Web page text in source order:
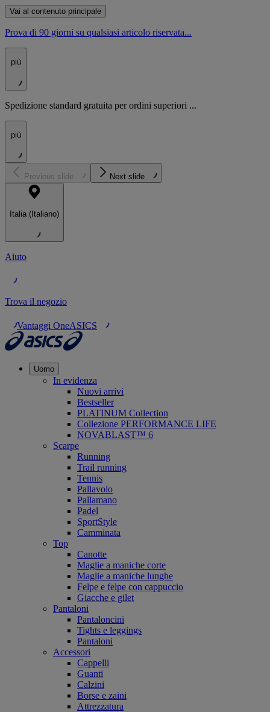
Vai al contenuto principale
Prova di 90 giorni su qualsiasi articolo riservata...
più
Spedizione standard gratuita per ordini superiori ...
più
Previous slide Next slide
Italia (Italiano)
Aiuto
Trova il negozio
Vantaggi OneASICS
Uomo
In evidenza
Nuovi arrivi
Bestseller
PLATINUM Collection
Collezione PERFORMANCE LIFE
NOVABLAST™ 6
Scarpe
Running
Trail running
Tennis
Pallavolo
Pallamano
Padel
SportStyle
Camminata
Top
Canotte
Maglie a maniche corte
Maglie a maniche lunghe
Felpe e felpe con cappuccio
Giacche e gilet
Pantaloni
Pantaloncini
Tights e leggings
Pantaloni
Accessori
Cappelli
Guanti
Calzini
Borse e zaini
Attrezzatura